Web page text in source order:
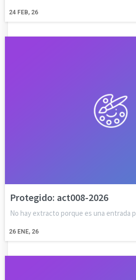
24 FEB, 26
Protegido: act008-2026
26 ENE, 26
No hay extracto porque es una entrada